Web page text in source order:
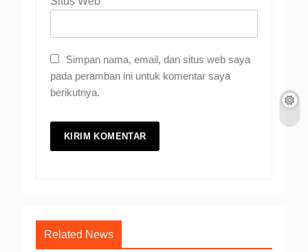
Simpan nama, email, dan situs web saya
pada peramban ini untuk komentar saya
berikutnya.
Related News